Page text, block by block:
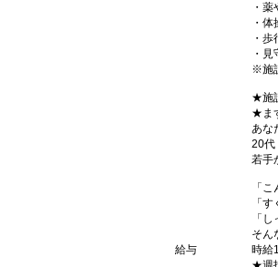
・
・
・
・見
※施
★施
★ま
あな
20代
若手
「
「
「
そん
給与
時給